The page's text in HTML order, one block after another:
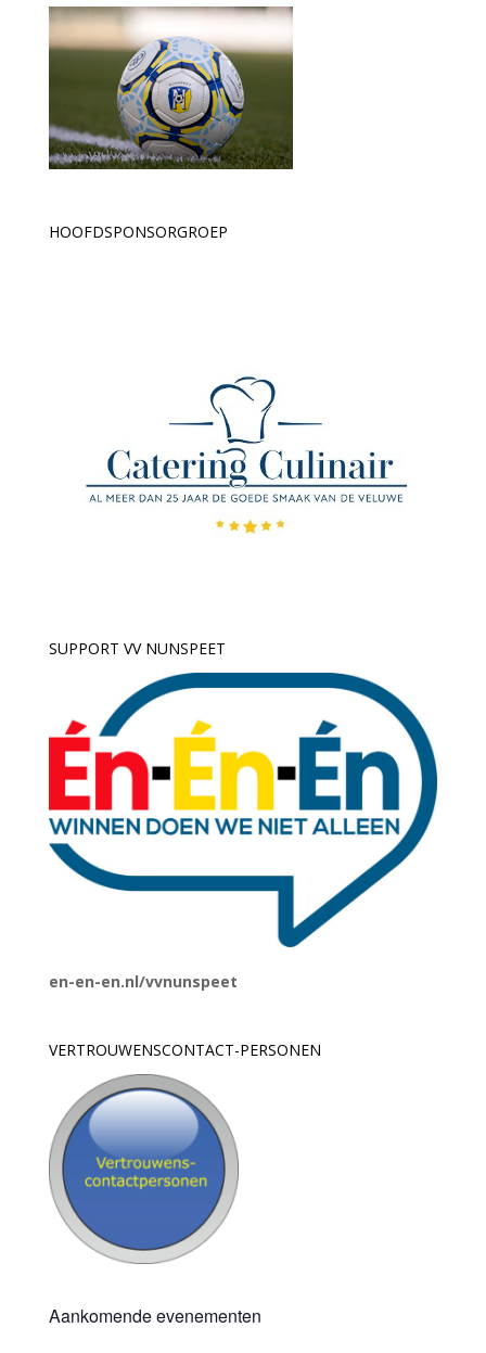
HOOFDSPONSORGROEP
SUPPORT VV NUNSPEET
en-en-en.nl/vvnunspeet
VERTROUWENSCONTACT-PERSONEN
Aankomende evenementen